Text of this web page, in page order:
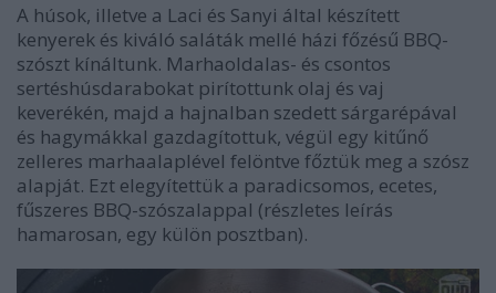
A húsok, illetve a Laci és Sanyi által készített
kenyerek és kiváló saláták mellé házi főzésű BBQ-
szószt kínáltunk. Marhaoldalas- és csontos
sertéshúsdarabokat pirítottunk olaj és vaj
keverékén, majd a hajnalban szedett sárgarépával
és hagymákkal gazdagítottuk, végül egy kitűnő
zelleres marhaalaplével felöntve főztük meg a szósz
alapját. Ezt elegyítettük a paradicsomos, ecetes,
fűszeres BBQ-szószalappal (részletes leírás
hamarosan, egy külön posztban).